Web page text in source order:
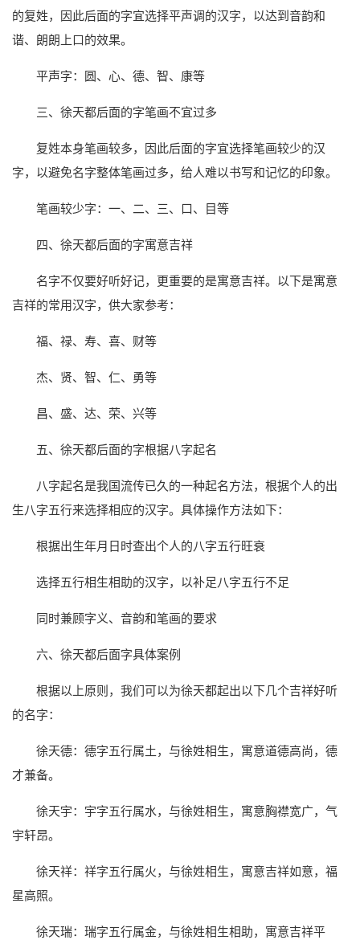
的复姓，因此后面的字宜选择平声调的汉字，以达到音韵和
谐、朗朗上口的效果。
平声字：圆、心、德、智、康等
三、徐天都后面的字笔画不宜过多
复姓本身笔画较多，因此后面的字宜选择笔画较少的汉
字，以避免名字整体笔画过多，给人难以书写和记忆的印象。
笔画较少字：一、二、三、口、目等
四、徐天都后面的字寓意吉祥
名字不仅要好听好记，更重要的是寓意吉祥。以下是寓意
吉祥的常用汉字，供大家参考：
福、禄、寿、喜、财等
杰、贤、智、仁、勇等
昌、盛、达、荣、兴等
五、徐天都后面的字根据八字起名
八字起名是我国流传已久的一种起名方法，根据个人的出
生八字五行来选择相应的汉字。具体操作方法如下：
根据出生年月日时查出个人的八字五行旺衰
选择五行相生相助的汉字，以补足八字五行不足
同时兼顾字义、音韵和笔画的要求
六、徐天都后面字具体案例
根据以上原则，我们可以为徐天都起出以下几个吉祥好听
的名字：
徐天德：德字五行属土，与徐姓相生，寓意道德高尚，德
才兼备。
徐天宇：宇字五行属水，与徐姓相生，寓意胸襟宽广，气
宇轩昂。
徐天祥：祥字五行属火，与徐姓相生，寓意吉祥如意，福
星高照。
徐天瑞：瑞字五行属金，与徐姓相生相助，寓意吉祥平